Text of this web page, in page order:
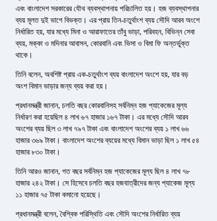
এবং বাংলাদেশ সরকারের যৌথ ব্যবস্থাপনায় পরিচালিত হয়। হজ ব্যবস্থাপনার
ব্যয় মূলত দুই ভাগে বিভক্ত। এর প্রায় তিন-চতুর্থাংশ ব্যয় সৌদি আরব অংশে
নির্ধারিত হয়, যার মধ্যে মিনা ও আরাফাতের তাঁবু ভাড়া, পরিবহন, বিভিন্ন সেবা
ব্যয়, মক্কা ও মদিনার আবাসন, কোরবানি এবং ভিসা ও বিমা ফি অন্তর্ভুক্ত
থাকে।
তিনি বলেন, অবশিষ্ট প্রায় এক-চতুর্থাংশ ব্যয় বাংলাদেশ অংশে হয়, যার বড়
অংশ বিমান ভাড়ার জন্য ব্যয় করা হয়।
প্রধানমন্ত্রী জানান, চলতি বছর কোরবানিসহ সর্বনিম্ন হজ প্যাকেজের মূল্য
নির্ধারণ করা হয়েছিল ৪ লাখ ৬৭ হাজার ১৬৭ টাকা। এর মধ্যে সৌদি আরব
অংশের ব্যয় ছিল ৩ লাখ ৭৯৭ টাকা এবং বাংলাদেশ অংশের ব্যয় ১ লাখ ৬৬
হাজার ৩৬৯ টাকা। বাংলাদেশ অংশের ব্যয়ের মধ্যে বিমান ভাড়া ছিল ১ লাখ ৫৪
হাজার ৮৩০ টাকা।
তিনি আরও জানান, গত বছর সর্বনিম্ন হজ প্যাকেজের মূল্য ছিল ৪ লাখ ৭৮
হাজার ২৪২ টাকা। সে হিসেবে চলতি বছর হজযাত্রীদের জন্য প্যাকেজ মূল্য
১১ হাজার ৭৫ টাকা কমানো হয়েছে।
প্রধানমন্ত্রী বলেন, বৈশ্বিক পরিস্থিতি এবং সৌদি অংশের নির্ধারিত ব্যয়